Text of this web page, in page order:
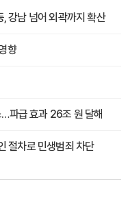
강남 넘어 외곽까지 확산
향
파급 효과 26조 원 달해
절차로 민생범죄 차단